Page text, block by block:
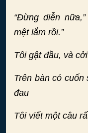
“Đừng diễn
mệt lắm rồi.”
Tôi gật đầu, và
Trên bàn có
đau
Tôi viết một câu